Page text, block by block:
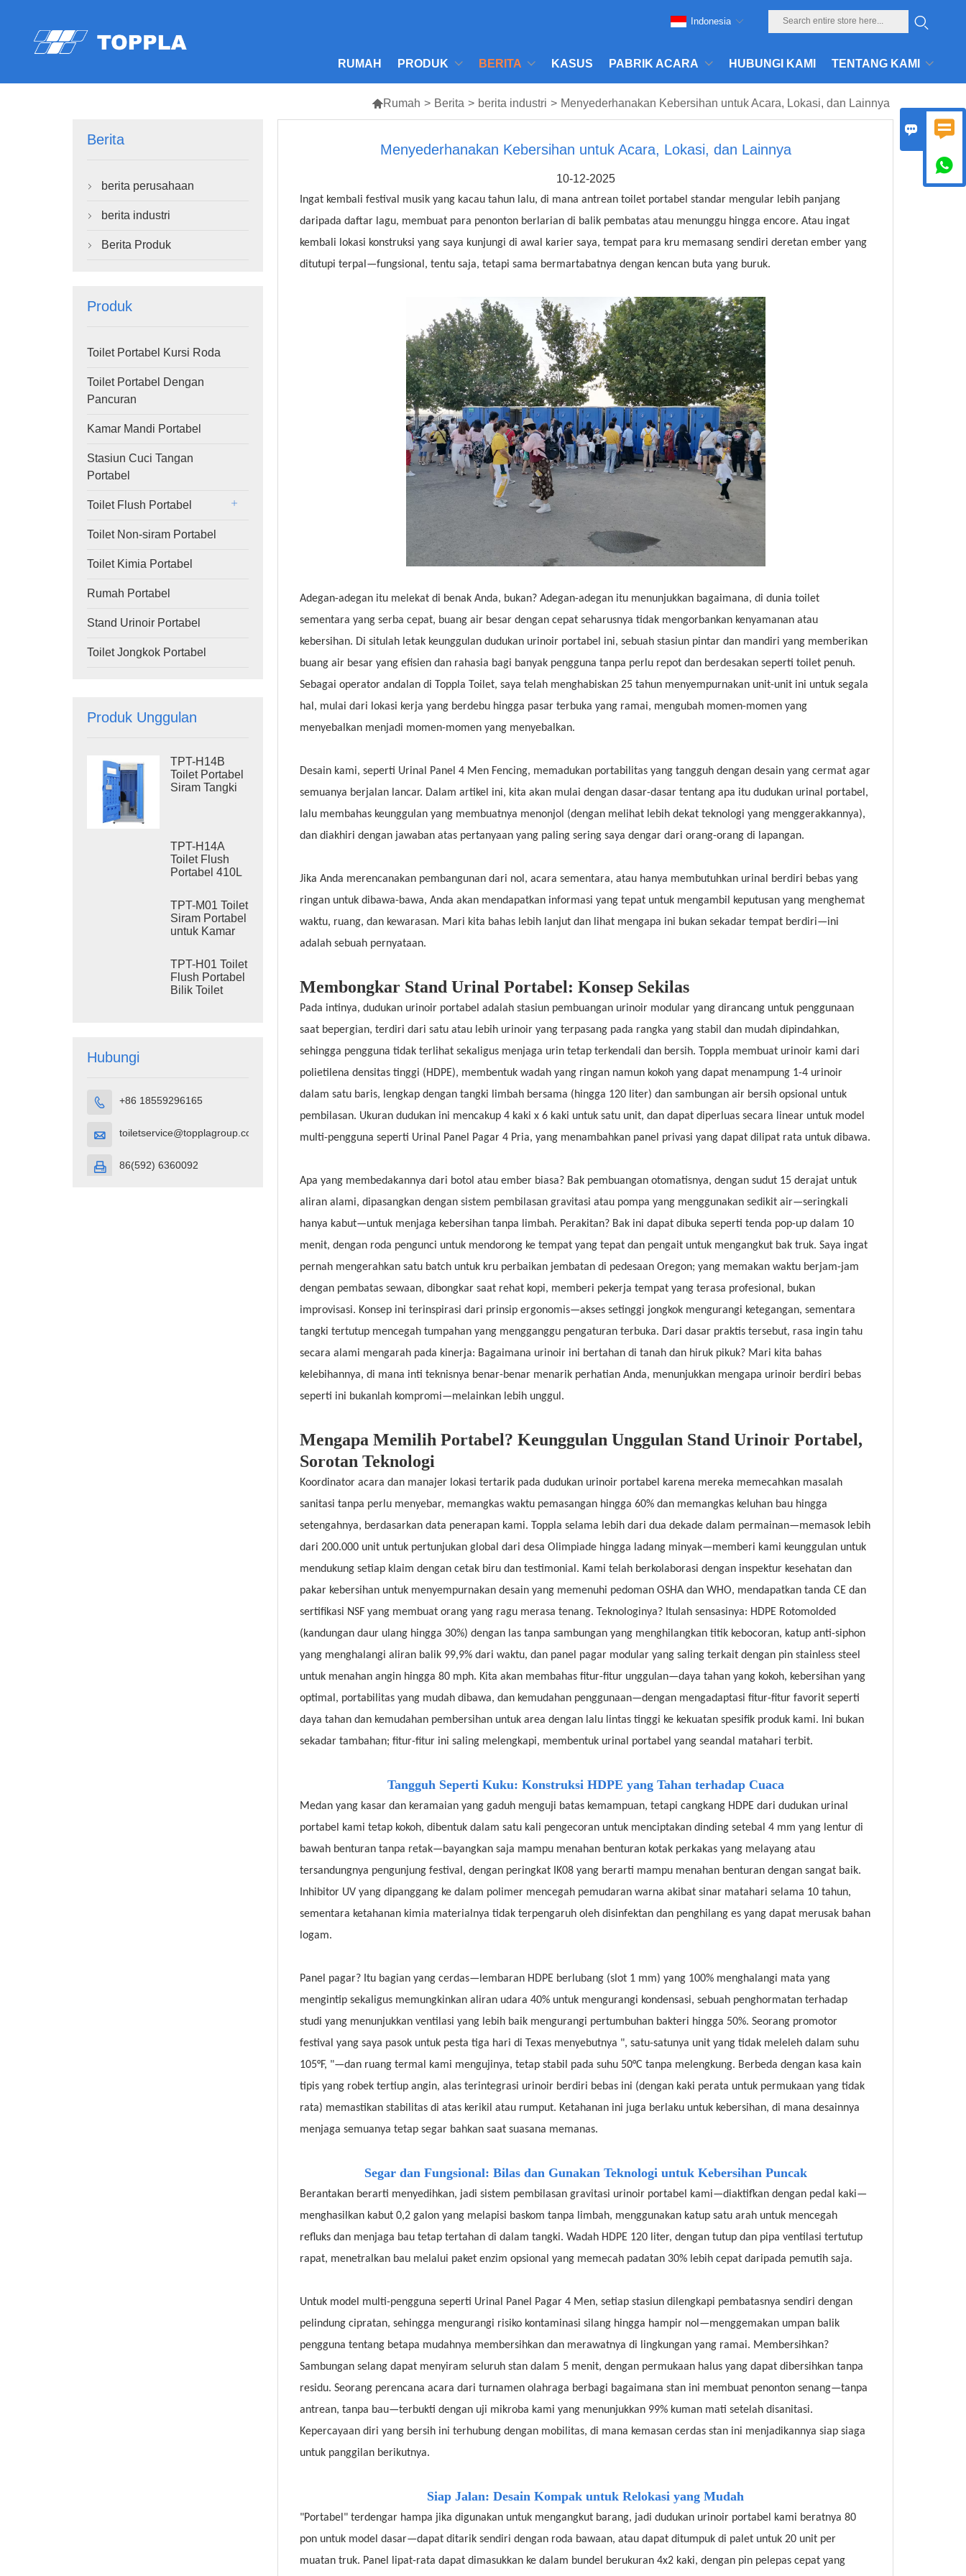
RUMAH PRODUK BERITA KASUS PABRIK ACARA HUBUNGI KAMI TENTANG KAMI
Indonesia
Rumah > Berita > berita industri > Menyederhanakan Kebersihan untuk Acara, Lokasi, dan Lainnya
Berita
 berita perusahaan
 berita industri
 Berita Produk
Produk
Toilet Portabel Kursi Roda
Toilet Portabel Dengan
Pancuran
Kamar Mandi Portabel
Stasiun Cuci Tangan
Portabel
Toilet Flush Portabel
Toilet Non-siram Portabel
Toilet Kimia Portabel
Rumah Portabel
Stand Urinoir Portabel
Toilet Jongkok Portabel
Produk Unggulan
TPT-H14B
Toilet Portabel
Siram Tangki
untuk Lokasi
Proyek
TPT-H14A
Toilet Flush
Portabel 410L
Toilet Plastik
Luar Ruangan
TPT-M01 Toilet
Siram Portabel
untuk Kamar
Konstruksi
TPT-H01 Toilet
Flush Portabel
Bilik Toilet
Hubungi
 +86 18559296165
 toiletservice@topplagroup.com
 86(592) 6360092
Menyederhanakan Kebersihan untuk Acara, Lokasi, dan Lainnya
10-12-2025
Ingat kembali festival musik yang kacau tahun lalu, di mana antrean toilet portabel standar mengular lebih panjang
daripada daftar lagu, membuat para penonton berlarian di balik pembatas atau menunggu hingga encore. Atau ingat
kembali lokasi konstruksi yang saya kunjungi di awal karier saya, tempat para kru memasang sendiri deretan ember yang
ditutupi terpal—fungsional, tentu saja, tetapi sama bermartabatnya dengan kencan buta yang buruk.
Adegan-adegan itu melekat di benak Anda, bukan? Adegan-adegan itu menunjukkan bagaimana, di dunia toilet
sementara yang serba cepat, buang air besar dengan cepat seharusnya tidak mengorbankan kenyamanan atau
kebersihan. Di situlah letak keunggulan dudukan urinoir portabel ini, sebuah stasiun pintar dan mandiri yang memberikan
buang air besar yang efisien dan rahasia bagi banyak pengguna tanpa perlu repot dan berdesakan seperti toilet penuh.
Sebagai operator andalan di Toppla Toilet, saya telah menghabiskan 25 tahun menyempurnakan unit-unit ini untuk segala
hal, mulai dari lokasi kerja yang berdebu hingga pasar terbuka yang ramai, mengubah momen-momen yang
menyebalkan menjadi momen-momen yang menyebalkan.
Desain kami, seperti Urinal Panel 4 Men Fencing, memadukan portabilitas yang tangguh dengan desain yang cermat agar
semuanya berjalan lancar. Dalam artikel ini, kita akan mulai dengan dasar-dasar tentang apa itu dudukan urinal portabel,
lalu membahas keunggulan yang membuatnya menonjol (dengan melihat lebih dekat teknologi yang menggerakkannya),
dan diakhiri dengan jawaban atas pertanyaan yang paling sering saya dengar dari orang-orang di lapangan.
Jika Anda merencanakan pembangunan dari nol, acara sementara, atau hanya membutuhkan urinal berdiri bebas yang
ringan untuk dibawa-bawa, Anda akan mendapatkan informasi yang tepat untuk mengambil keputusan yang menghemat
waktu, ruang, dan kewarasan. Mari kita bahas lebih lanjut dan lihat mengapa ini bukan sekadar tempat berdiri—ini
adalah sebuah pernyataan.
Membongkar Stand Urinal Portabel: Konsep Sekilas
Pada intinya, dudukan urinoir portabel adalah stasiun pembuangan urinoir modular yang dirancang untuk penggunaan
saat bepergian, terdiri dari satu atau lebih urinoir yang terpasang pada rangka yang stabil dan mudah dipindahkan,
sehingga pengguna tidak terlihat sekaligus menjaga urin tetap terkendali dan bersih. Toppla membuat urinoir kami dari
polietilena densitas tinggi (HDPE), membentuk wadah yang ringan namun kokoh yang dapat menampung 1-4 urinoir
dalam satu baris, lengkap dengan tangki limbah bersama (hingga 120 liter) dan sambungan air bersih opsional untuk
pembilasan. Ukuran dudukan ini mencakup 4 kaki x 6 kaki untuk satu unit, dan dapat diperluas secara linear untuk model
multi-pengguna seperti Urinal Panel Pagar 4 Pria, yang menambahkan panel privasi yang dapat dilipat rata untuk dibawa.
Apa yang membedakannya dari botol atau ember biasa? Bak pembuangan otomatisnya, dengan sudut 15 derajat untuk
aliran alami, dipasangkan dengan sistem pembilasan gravitasi atau pompa yang menggunakan sedikit air—seringkali
hanya kabut—untuk menjaga kebersihan tanpa limbah. Perakitan? Bak ini dapat dibuka seperti tenda pop-up dalam 10
menit, dengan roda pengunci untuk mendorong ke tempat yang tepat dan pengait untuk mengangkut bak truk. Saya ingat
pernah mengerahkan satu batch untuk kru perbaikan jembatan di pedesaan Oregon; yang memakan waktu berjam-jam
dengan pembatas sewaan, dibongkar saat rehat kopi, memberi pekerja tempat yang terasa profesional, bukan
improvisasi. Konsep ini terinspirasi dari prinsip ergonomis—akses setinggi jongkok mengurangi ketegangan, sementara
tangki tertutup mencegah tumpahan yang mengganggu pengaturan terbuka. Dari dasar praktis tersebut, rasa ingin tahu
secara alami mengarah pada kinerja: Bagaimana urinoir ini bertahan di tanah dan hiruk pikuk? Mari kita bahas
kelebihannya, di mana inti teknisnya benar-benar menarik perhatian Anda, menunjukkan mengapa urinoir berdiri bebas
seperti ini bukanlah kompromi—melainkan lebih unggul.
Mengapa Memilih Portabel? Keunggulan Unggulan Stand Urinoir Portabel,
Sorotan Teknologi
Koordinator acara dan manajer lokasi tertarik pada dudukan urinoir portabel karena mereka memecahkan masalah
sanitasi tanpa perlu menyebar, memangkas waktu pemasangan hingga 60% dan memangkas keluhan bau hingga
setengahnya, berdasarkan data penerapan kami. Toppla selama lebih dari dua dekade dalam permainan—memasok lebih
dari 200.000 unit untuk pertunjukan global dari desa Olimpiade hingga ladang minyak—memberi kami keunggulan untuk
mendukung setiap klaim dengan cetak biru dan testimonial. Kami telah berkolaborasi dengan inspektur kesehatan dan
pakar kebersihan untuk menyempurnakan desain yang memenuhi pedoman OSHA dan WHO, mendapatkan tanda CE dan
sertifikasi NSF yang membuat orang yang ragu merasa tenang. Teknologinya? Itulah sensasinya: HDPE Rotomolded
(kandungan daur ulang hingga 30%) dengan las tanpa sambungan yang menghilangkan titik kebocoran, katup anti-siphon
yang menghalangi aliran balik 99,9% dari waktu, dan panel pagar modular yang saling terkait dengan pin stainless steel
untuk menahan angin hingga 80 mph. Kita akan membahas fitur-fitur unggulan—daya tahan yang kokoh, kebersihan yang
optimal, portabilitas yang mudah dibawa, dan kemudahan penggunaan—dengan mengadaptasi fitur-fitur favorit seperti
daya tahan dan kemudahan pembersihan untuk area dengan lalu lintas tinggi ke kekuatan spesifik produk kami. Ini bukan
sekadar tambahan; fitur-fitur ini saling melengkapi, membentuk urinal portabel yang seandal matahari terbit.
Tangguh Seperti Kuku: Konstruksi HDPE yang Tahan terhadap Cuaca
Medan yang kasar dan keramaian yang gaduh menguji batas kemampuan, tetapi cangkang HDPE dari dudukan urinal
portabel kami tetap kokoh, dibentuk dalam satu kali pengecoran untuk menciptakan dinding setebal 4 mm yang lentur di
bawah benturan tanpa retak—bayangkan saja mampu menahan benturan kotak perkakas yang melayang atau
tersandungnya pengunjung festival, dengan peringkat IK08 yang berarti mampu menahan benturan dengan sangat baik.
Inhibitor UV yang dipanggang ke dalam polimer mencegah pemudaran warna akibat sinar matahari selama 10 tahun,
sementara ketahanan kimia materialnya tidak terpengaruh oleh disinfektan dan penghilang es yang dapat merusak bahan
logam.
Panel pagar? Itu bagian yang cerdas—lembaran HDPE berlubang (slot 1 mm) yang 100% menghalangi mata yang
mengintip sekaligus memungkinkan aliran udara 40% untuk mengurangi kondensasi, sebuah penghormatan terhadap
studi yang menunjukkan ventilasi yang lebih baik mengurangi pertumbuhan bakteri hingga 50%. Seorang promotor
festival yang saya pasok untuk pesta tiga hari di Texas menyebutnya ", satu-satunya unit yang tidak meleleh dalam suhu
105°F, "—dan ruang termal kami mengujinya, tetap stabil pada suhu 50°C tanpa melengkung. Berbeda dengan kasa kain
tipis yang robek tertiup angin, alas terintegrasi urinoir berdiri bebas ini (dengan kaki perata untuk permukaan yang tidak
rata) memastikan stabilitas di atas kerikil atau rumput. Ketahanan ini juga berlaku untuk kebersihan, di mana desainnya
menjaga semuanya tetap segar bahkan saat suasana memanas.
Segar dan Fungsional: Bilas dan Gunakan Teknologi untuk Kebersihan Puncak
Berantakan berarti menyedihkan, jadi sistem pembilasan gravitasi urinoir portabel kami—diaktifkan dengan pedal kaki—
menghasilkan kabut 0,2 galon yang melapisi baskom tanpa limbah, menggunakan katup satu arah untuk mencegah
refluks dan menjaga bau tetap tertahan di dalam tangki. Wadah HDPE 120 liter, dengan tutup dan pipa ventilasi tertutup
rapat, menetralkan bau melalui paket enzim opsional yang memecah padatan 30% lebih cepat daripada pemutih saja.
Untuk model multi-pengguna seperti Urinal Panel Pagar 4 Men, setiap stasiun dilengkapi pembatasnya sendiri dengan
pelindung cipratan, sehingga mengurangi risiko kontaminasi silang hingga hampir nol—menggemakan umpan balik
pengguna tentang betapa mudahnya membersihkan dan merawatnya di lingkungan yang ramai. Membersihkan?
Sambungan selang dapat menyiram seluruh stan dalam 5 menit, dengan permukaan halus yang dapat dibersihkan tanpa
residu. Seorang perencana acara dari turnamen olahraga berbagi bagaimana stan ini membuat penonton senang—tanpa
antrean, tanpa bau—terbukti dengan uji mikroba kami yang menunjukkan 99% kuman mati setelah disanitasi.
Kepercayaan diri yang bersih ini terhubung dengan mobilitas, di mana kemasan cerdas stan ini menjadikannya siap siaga
untuk panggilan berikutnya.
Siap Jalan: Desain Kompak untuk Relokasi yang Mudah
"Portabel" terdengar hampa jika digunakan untuk mengangkut barang, jadi dudukan urinoir portabel kami beratnya 80
pon untuk model dasar—dapat ditarik sendiri dengan roda bawaan, atau dapat ditumpuk di palet untuk 20 unit per
muatan truk. Panel lipat-rata dapat dimasukkan ke dalam bundel berukuran 4x2 kaki, dengan pin pelepas cepat yang
 
